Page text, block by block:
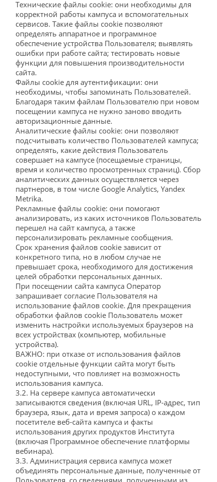
Технические файлы cookie: они необходимы для
корректной работы кампуса и вспомогательных
сервисов. Такие файлы cookie позволяют
определять аппаратное и программное
обеспечение устройства Пользователя; выявлять
ошибки при работе сайта; тестировать новые
функции для повышения производительности
сайта.
Файлы cookie для аутентификации: они
необходимы, чтобы запоминать Пользователей.
Благодаря таким файлам Пользователю при новом
посещении кампуса не нужно заново вводить
авторизационные данные.
Аналитические файлы cookie: они позволяют
подсчитывать количество Пользователей кампуса;
определять, какие действия Пользователь
совершает на кампусе (посещаемые страницы,
время и количество просмотренных страниц). Сбор
аналитических данных осуществляется через
партнеров, в том числе Google Analytics, Yandex
Metrika.
Рекламные файлы cookie: они помогают
анализировать, из каких источников Пользователь
перешел на сайт кампуса, а также
персонализировать рекламные сообщения.
Срок хранения файлов cookie зависит от
конкретного типа, но в любом случае не
превышает срока, необходимого для достижения
целей обработки персональных данных.
При посещении сайта кампуса Оператор
запрашивает согласие Пользователя на
использование файлов cookie. Для прекращения
обработки файлов cookie Пользователь может
изменить настройки используемых браузеров на
всех устройствах (компьютер, мобильные
устройства).
ВАЖНО: при отказе от использования файлов
cookie отдельные функции сайта могут быть
недоступными, что повлияет на возможность
использования кампуса.
3.2. На сервере кампуса автоматически
записываются сведения (включая URL, IP-адрес, тип
браузера, язык, дата и время запроса) о каждом
посетителе веб-сайта кампуса и факты
использования других продуктов Института
(включая Программное обеспечение платформы
вебинара).
3.3. Администрация сервиса кампуса может
объединять персональные данные, полученные от